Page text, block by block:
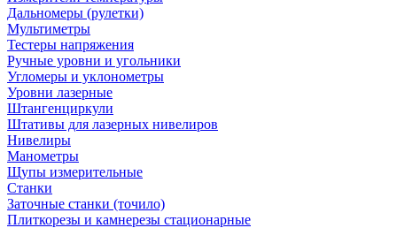
Дальномеры (рулетки)
Мультиметры
Тестеры напряжения
Ручные уровни и угольники
Угломеры и уклонометры
Уровни лазерные
Штангенциркули
Штативы для лазерных нивелиров
Нивелиры
Манометры
Щупы измерительные
Станки
Заточные станки (точило)
Плиткорезы и камнерезы стационарные